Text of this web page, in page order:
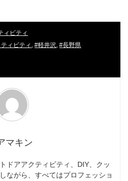
ィビティ
ィビティ , 軽井沢, 長野県
マキン
ドアアクティビティ、DIY、クッ
ながら、すべてはプロフェッショ